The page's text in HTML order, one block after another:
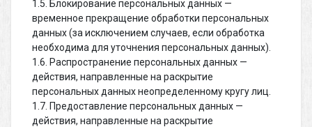
1.5. Блокирование персональных данных —
временное прекращение обработки персональных
данных (за исключением случаев, если обработка
необходима для уточнения персональных данных).
1.6. Распространение персональных данных —
действия, направленные на раскрытие
персональных данных неопределенному кругу лиц.
1.7. Предоставление персональных данных —
действия, направленные на раскрытие